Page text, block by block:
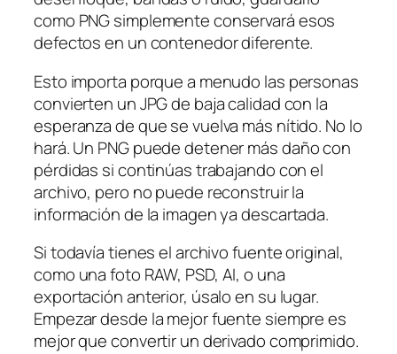
como PNG simplemente conservará esos
defectos en un contenedor diferente.
Esto importa porque a menudo las personas
convierten un JPG de baja calidad con la
esperanza de que se vuelva más nítido. No lo
hará. Un PNG puede detener más daño con
pérdidas si continúas trabajando con el
archivo, pero no puede reconstruir la
información de la imagen ya descartada.
Si todavía tienes el archivo fuente original,
como una foto RAW, PSD, AI, o una
exportación anterior, úsalo en su lugar.
Empezar desde la mejor fuente siempre es
mejor que convertir un derivado comprimido.